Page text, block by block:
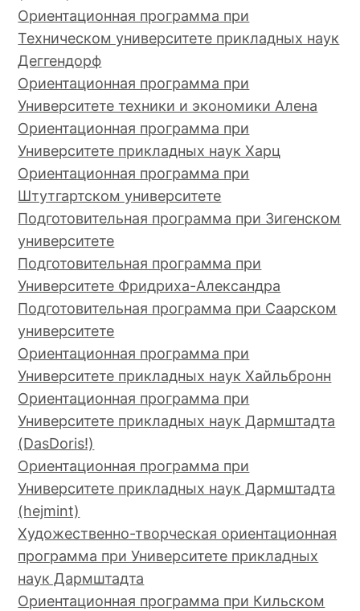
Ориентационная программа при
Техническом университете прикладных наук
Деггендорф
Ориентационная программа при
Университете техники и экономики Алена
Ориентационная программа при
Университете прикладных наук Харц
Ориентационная программа при
Штутгартском университете
Подготовительная программа при Зигенском
университете
Подготовительная программа при
Университете Фридриха-Александра
Подготовительная программа при Саарском
университете
Ориентационная программа при
Университете прикладных наук Хайльбронн
Ориентационная программа при
Университете прикладных наук Дармштадта
(DasDoris!)
Ориентационная программа при
Университете прикладных наук Дармштадта
(hejmint)
Художественно-творческая ориентационная
программа при Университете прикладных
наук Дармштадта
Ориентационная программа при Кильском